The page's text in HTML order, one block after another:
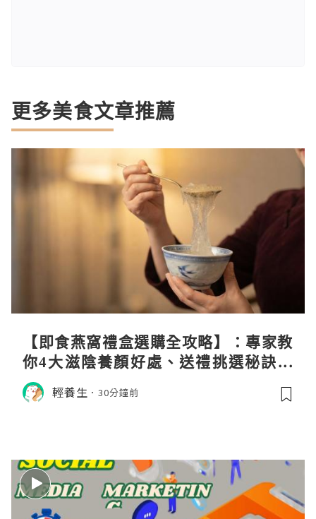
更多美食文章推薦
【即食燕窩禮盒選購全攻略】：專家教
你4大滋陰養顏好處、送禮挑選秘訣與
日常食用心得
輕養生 30分鐘前